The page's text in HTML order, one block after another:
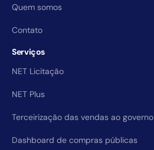
Quem somos
Contato
Serviços
NET Licitação
NET Plus
Terceirização das vendas ao governo
Dashboard de compras públicas